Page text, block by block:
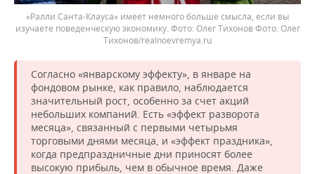
«Ралли Санта-Клауса» имеет немного больше смысла, если вы
изучаете поведенческую экономику. Фото: Олег Тихонов
Олег
Тихонов/realnoevremya.ru
Согласно «январскому эффекту», в январе на
фондовом рынке, как правило, наблюдается
значительный рост, особенно за счет акций
небольших компаний. Есть «эффект разворота
месяца», связанный с первыми четырьмя
торговыми днями месяца, и «эффект праздника»,
когда предпраздничные дни приносят более
высокую прибыль, чем в обычное время. Даже